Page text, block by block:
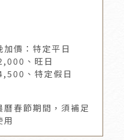
價：特定平日
、旺日
、特定假日
春節期間，須補足
用